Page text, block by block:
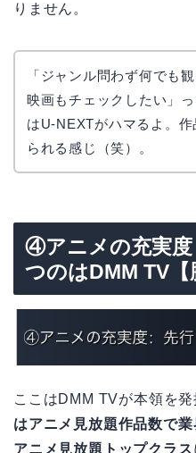
りません。
「ジャンル問わず何でも
映画もチェックしたい」
はU-NEXTがハマるよ。
られる感じ（笑）。
④アニメの充実度
つのはDMM TV【
ここはDMM TVが本領を発
はアニメ見放題作品数で
アニメ見放題トップクラス